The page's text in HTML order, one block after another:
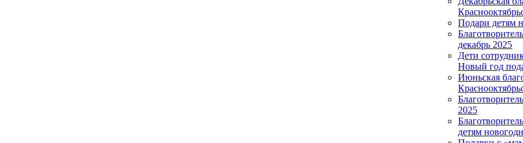
Подари детям
декабрь 2025
Дети
Новый год
Июньская
2025
детям